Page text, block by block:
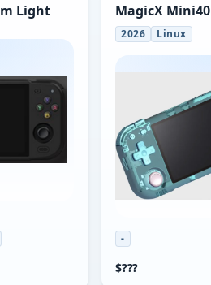
Light MagicX Mini40
2026 Linux
-
$???